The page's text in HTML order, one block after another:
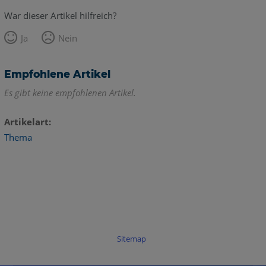
War dieser Artikel hilfreich?
Ja
Nein
Empfohlene Artikel
Es gibt keine empfohlenen Artikel.
Artikelart
Thema
Sitemap